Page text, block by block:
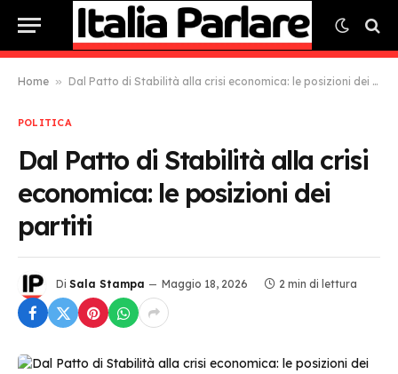
Home » Dal Patto di Stabilità alla crisi economica: le posizioni dei partiti
POLITICA
Dal Patto di Stabilità alla crisi
economica: le posizioni dei
partiti
Di Sala Stampa Maggio 18, 2026 2 min di lettura